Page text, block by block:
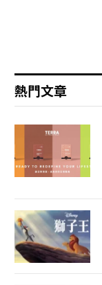
熱門文章